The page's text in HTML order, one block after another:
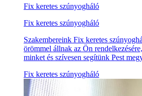
Fix keretes szúnyogháló
Fix keretes szúnyogháló
Szakembereink Fix keretes
örömmel állnak az Ön
minket és szívesen segítünk Pest
Fix keretes szúnyogháló